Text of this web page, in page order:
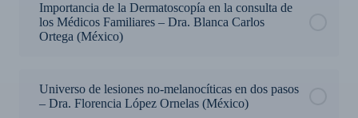
Importancia de la Dermatoscopía en la consulta de
los Médicos Familiares – Dra. Blanca Carlos
Ortega (México)
Universo de lesiones no-melanocíticas en dos pasos
– Dra. Florencia López Ornelas (México)